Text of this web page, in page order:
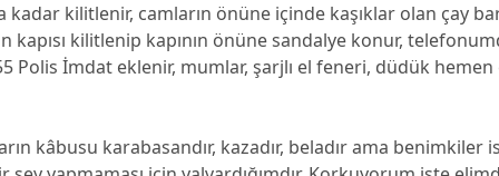
kadar kilitlenir, camların önüne içinde kaşıklar olan çay
kapısı kilitlenip kapının önüne sandalye konur,
Polis İmdat eklenir, mumlar, şarjlı el feneri, düdük hemen
kâbusu karabasandır, kazadır, beladır ama benimkiler